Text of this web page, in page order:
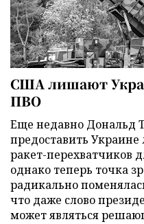
США лишают
ПВО
Еще недавно Дональд
предоставить
ракет-перехватчиков
однако теперь точка
радикально
что даже слово
может являться